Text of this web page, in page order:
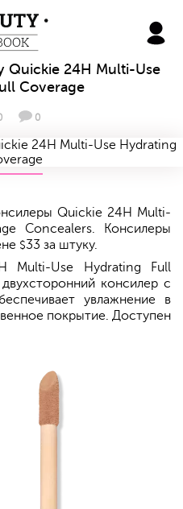
BeautyDayBook
Quickie 24H Multi-Use
Coverage
0
Quickie 24H Multi-
Concealers.
Консилеры
$33 за штуку.
Multi-Use Hydrating Full
консилер с
увлажнение в
покрытие. Доступен